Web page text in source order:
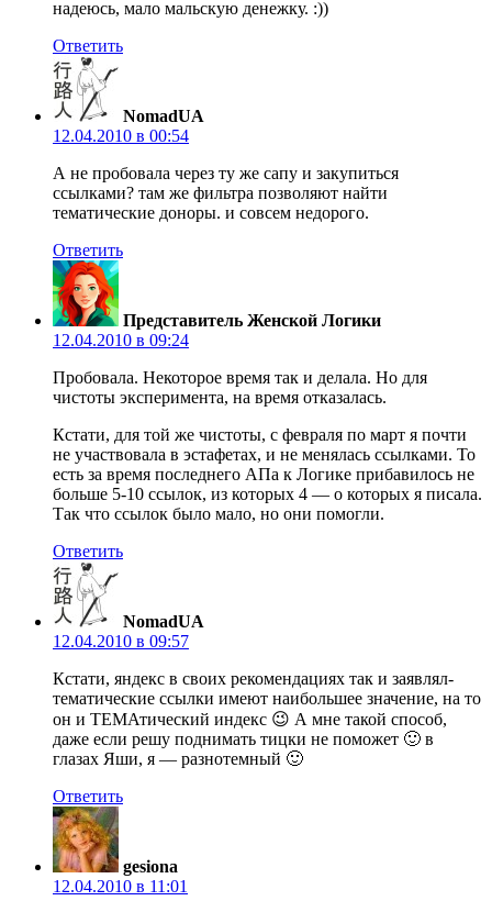
надеюсь, мало мальскую денежку. :))
Ответить
NomadUA
12.04.2010 в 00:54
А не пробовала через ту же сапу и закупиться
ссылками? там же фильтра позволяют найти
тематические доноры. и совсем недорого.
Ответить
Представитель Женской Логики
12.04.2010 в 09:24
Пробовала. Некоторое время так и делала. Но для
чистоты эксперимента, на время отказалась.
Кстати, для той же чистоты, с февраля по март я почти
не участвовала в эстафетах, и не менялась ссылками. То
есть за время последнего АПа к Логике прибавилось не
больше 5-10 ссылок, из которых 4 — о которых я писала.
Так что ссылок было мало, но они помогли.
Ответить
NomadUA
12.04.2010 в 09:57
Кстати, яндекс в своих рекомендациях так и заявлял-
тематические ссылки имеют наибольшее значение, на то
он и ТЕМАтический индекс 😉 А мне такой способ,
даже если решу поднимать тицки не поможет 🙂 в
глазах Яши, я — разнотемный 🙂
Ответить
gesiona
12.04.2010 в 11:01